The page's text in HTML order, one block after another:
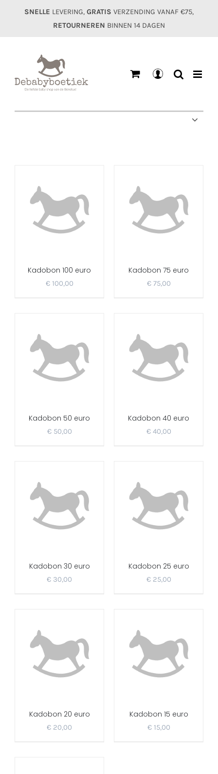
SNELLE LEVERING, GRATIS VERZENDING VANAF €75,
RETOURNEREN BINNEN 14 DAGEN
Kadobon 100 euro
€100,00
Kadobon 75 euro
€75,00
Kadobon 50 euro
€50,00
Kadobon 40 euro
€40,00
Kadobon 30 euro
€ 30,00
Kadobon 25 euro
€25,00
Kadobon 20 euro
€ 20,00
Kadobon 15 euro
€15,00